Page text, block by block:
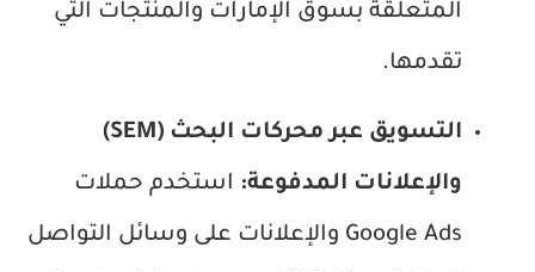
المتعلقة بسوق الإمارات والمنتجات التي
تقدمها.
التسويق عبر محركات البحث (SEM)
والإعلانات المدفوعة: استخدم حملات
Google Ads والإعلانات على وسائل التواصل